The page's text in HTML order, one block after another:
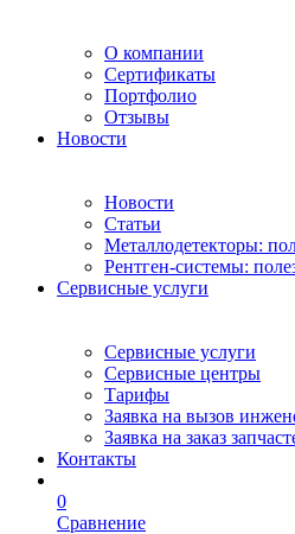
О компании
Сертификаты
Портфолио
Отзывы
Новости
Новости
Статьи
Металлодетекторы:
Рентген-системы:
Сервисные услуги
Сервисные услуги
Сервисные центры
Тарифы
Заявка на вызов
Заявка на заказ
Контакты
0
Сравнение